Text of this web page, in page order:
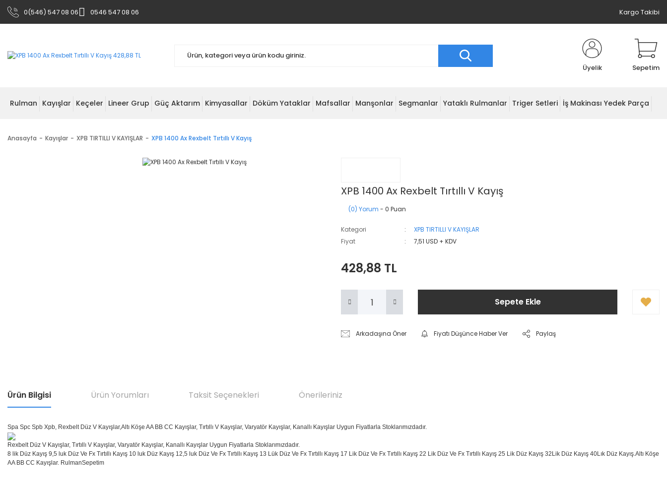
0(546) 547 08 06 0546 547 08 06 Kargo Takibi
Üyelik Sepetim
Rulman Kayışlar Keçeler Lineer Grup Güç Aktarım Kimyasallar Döküm Yataklar Mafsallar Manşonlar Segmanlar Yataklı Rulmanlar Triger Setleri İş Makinası Yedek Parça
Anasayfa Kayışlar XPB TIRTILLI V KAYIŞLAR XPB 1400 Ax Rexbelt Tırtıllı V Kayış
XPB 1400 Ax Rexbelt Tırtıllı V Kayış
(0) Yorum - 0 Puan
Kategori
XPB TIRTILLI V KAYIŞLAR
Fiyat
7,51 USD + KDV
428,88 TL
Sepete Ekle
Arkadaşına Öner Fiyatı Düşünce Haber Ver Paylaş
Ürün Bilgisi Ürün Yorumları Taksit Seçenekleri Önerileriniz
Spa Spc Spb Xpb, Rexbelt Düz V Kayışlar,Altı Köşe AA BB CC Kayışlar, Tırtıllı V Kayışlar, Varyatör Kayışlar, Kanallı Kayışlar Uygun Fiyatlarla Stoklarımızdadır.
Rexbelt Düz V Kayışlar, Tırtıllı V Kayışlar, Varyatör Kayışlar, Kanallı Kayışlar Uygun Fiyatlarla Stoklarımızdadır.
8 lik Düz Kayış 9,5 luk Düz Ve Fx Tırtıllı Kayış 10 luk Düz Kayış 12,5 luk Düz Ve Fx Tırtıllı Kayış 13 Lük Düz Ve Fx Tırtıllı Kayış 17 Lik Düz Ve Fx Tırtıllı Kayış 22 Lik Düz Ve Fx Tırtıllı Kayış 25 Lik Düz Kayış 32Lik Düz Kayış 40Lık Düz Kayış.Altı Köşe
AA BB CC Kayışlar. RulmanSepetim